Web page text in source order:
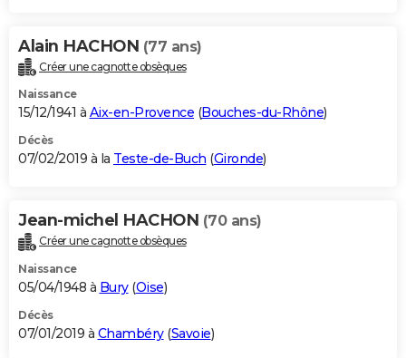
Alain HACHON (77 ans)
Créer une cagnotte obsèques
Naissance
15/12/1941 à Aix-en-Provence (Bouches-du-Rhône)
Décès
07/02/2019 à la Teste-de-Buch (Gironde)
Jean-michel HACHON (70 ans)
Créer une cagnotte obsèques
Naissance
05/04/1948 à Bury(Oise)
Décès
07/01/2019 à Chambéry(Savoie)